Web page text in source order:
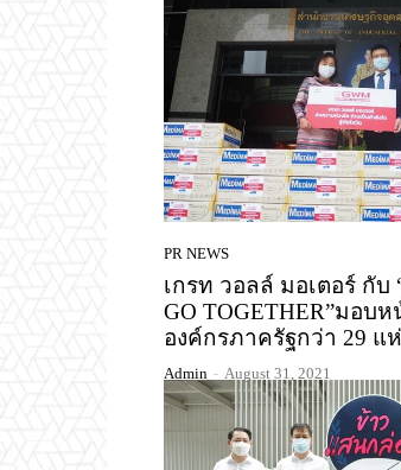
PR NEWS
เกรท วอลล์ มอเตอร์ กับ
GO TOGETHER”มอบ
องค์กรภาครัฐกว่า 29 แ
Admin - August 31, 2021